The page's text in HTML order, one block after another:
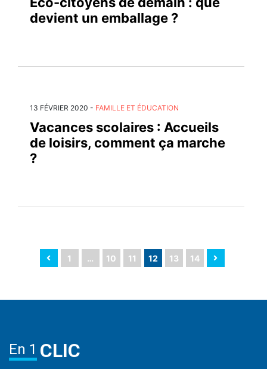
devient un emballage ?
13 FÉVRIER 2020 - FAMILLE ET ÉDUCATION
Vacances scolaires : Accueils
de loisirs, comment ça marche
?
1 … 10 11 12 13 14
En 1 CLIC